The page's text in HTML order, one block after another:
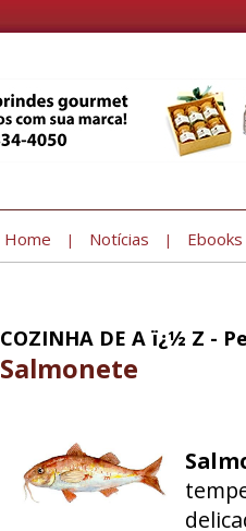
Home | Notícias | Ebooks
COZINHA DE A ï¿½ Z -
Salmonete